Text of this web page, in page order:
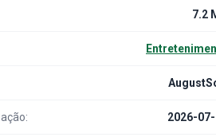
7.2
2026-